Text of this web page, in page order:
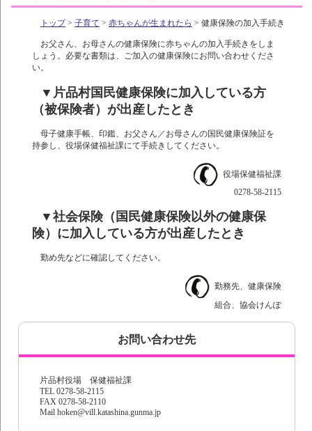
トップ> 子育て > 赤ちゃんが生まれたら > 健康保険の加入手続き
お父さん、お母さんの健康保険に赤ちゃんの加入手続きをしま
しょう。必要な書類は、ご加入の健康保険にお問い合わせくださ
い。
▼片品村国民健康保険に加入している方
（被保険者）が出産したとき
母子健康手帳、印鑑、お父さん／お母さんの国民健康保険証を
持参し、役場保健福祉課にて手続きしてください。
役場保健福祉課
0278-58-2115
▼社会保険（国民健康保険以外の健康保
険）に加入している方が出産したとき
勤め先などに確認してください。
勤務先、健康保険
組合、協会けんぽ
お問い合わせ先
片品村役場 保健福祉課
TEL 0278-58-2115
FAX 0278-58-2110
Mail hoken@vill.katashina.gunma.jp